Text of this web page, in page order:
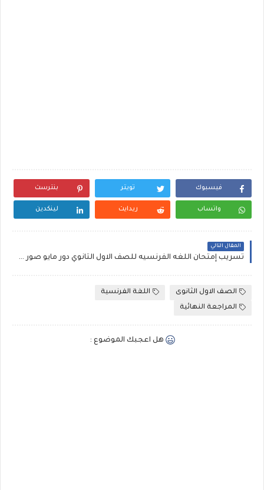
فيسبوك تويتر بنترست
واتساب ريدايت لينكدين
المقال التالي
تسريب إمتحان اللغه الفرنسيه للصف الاول الثانوي دور مايو صور متداولة عبر مواقع التواصل الاجتماعي
الصف الاول الثانوى
اللغة الفرنسية
المراجعة النهائية
هل اعجبك الموضوع :